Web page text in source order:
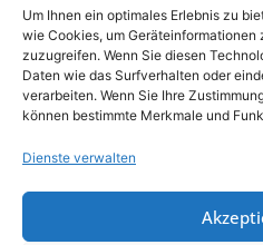
Um Ihnen ein optimales Erlebnis zu
wie Cookies, um Geräteinformationen
zuzugreifen. Wenn Sie diesen
Daten wie das Surfverhalten oder
verarbeiten. Wenn Sie Ihre
können bestimmte Merkmale und
Dienste verwalten